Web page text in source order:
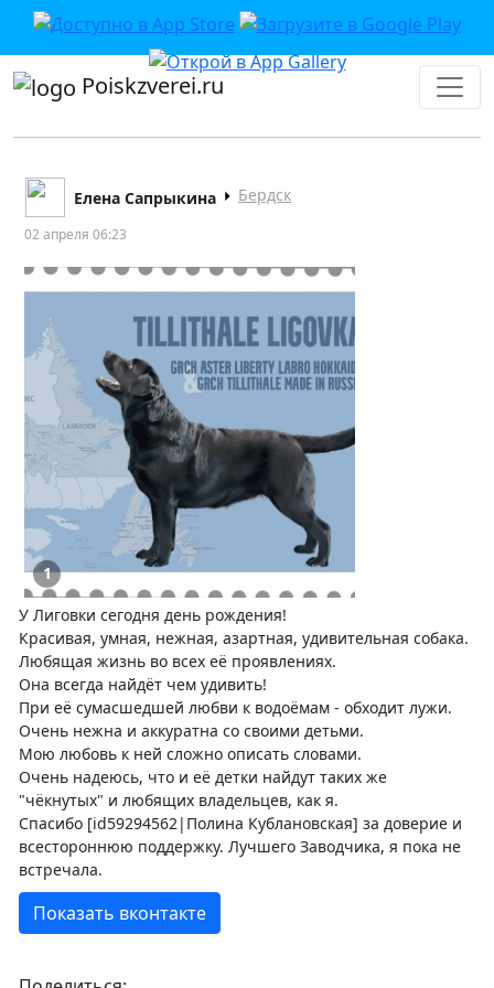
Poiskzverei.ru
Елена Сапрыкина Бердск
02 апреля 06:23
1
У Лиговки сегодня день рождения!
Красивая, умная, нежная, азартная, удивительная собака.
Любящая жизнь во всех её проявлениях.
Она всегда найдёт чем удивить!
При её сумасшедшей любви к водоёмам - обходит лужи.
Очень нежна и аккуратна со своими детьми.
Мою любовь к ней сложно описать словами.
Очень надеюсь, что и её детки найдут таких же
"чёкнутых" и любящих владельцев, как я.
Спасибо [id59294562|Полина Кублановская] за доверие и
всестороннюю поддержку. Лучшего Заводчика, я пока не
встречала.
Показать вконтакте